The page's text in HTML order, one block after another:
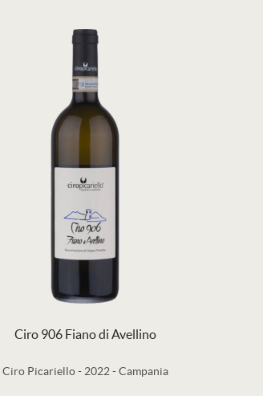
Ciro 906 Fiano di Avellino
Ciro Picariello - 2022 -Campania